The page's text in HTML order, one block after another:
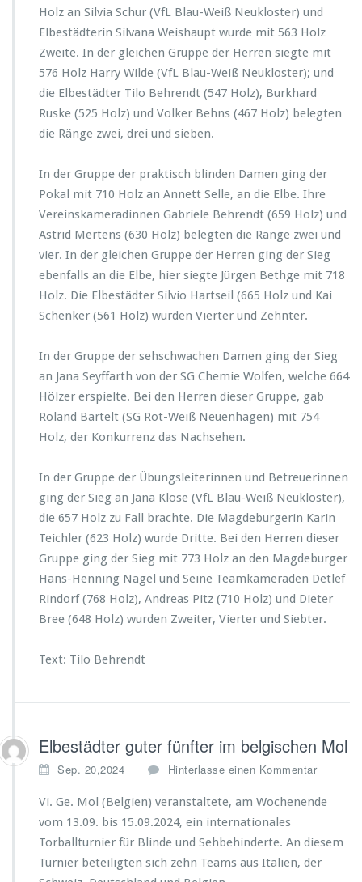
Holz an Silvia Schur (VfL Blau-Weiß Neukloster) und
Elbestädterin Silvana Weishaupt wurde mit 563 Holz
Zweite. In der gleichen Gruppe der Herren siegte mit
576 Holz Harry Wilde (VfL Blau-Weiß Neukloster); und
die Elbestädter Tilo Behrendt (547 Holz), Burkhard
Ruske (525 Holz) und Volker Behns (467 Holz) belegten
die Ränge zwei, drei und sieben.
In der Gruppe der praktisch blinden Damen ging der
Pokal mit 710 Holz an Annett Selle, an die Elbe. Ihre
Vereinskameradinnen Gabriele Behrendt (659 Holz) und
Astrid Mertens (630 Holz) belegten die Ränge zwei und
vier. In der gleichen Gruppe der Herren ging der Sieg
ebenfalls an die Elbe, hier siegte Jürgen Bethge mit 718
Holz. Die Elbestädter Silvio Hartseil (665 Holz und Kai
Schenker (561 Holz) wurden Vierter und Zehnter.
In der Gruppe der sehschwachen Damen ging der Sieg
an Jana Seyffarth von der SG Chemie Wolfen, welche 664
Hölzer erspielte. Bei den Herren dieser Gruppe, gab
Roland Bartelt (SG Rot-Weiß Neuenhagen) mit 754
Holz, der Konkurrenz das Nachsehen.
In der Gruppe der Übungsleiterinnen und Betreuerinnen
ging der Sieg an Jana Klose (VfL Blau-Weiß Neukloster),
die 657 Holz zu Fall brachte. Die Magdeburgerin Karin
Teichler (623 Holz) wurde Dritte. Bei den Herren dieser
Gruppe ging der Sieg mit 773 Holz an den Magdeburger
Hans-Henning Nagel und Seine Teamkameraden Detlef
Rindorf (768 Holz), Andreas Pitz (710 Holz) und Dieter
Bree (648 Holz) wurden Zweiter, Vierter und Siebter.
Text: Tilo Behrendt
Elbestädter guter fünfter im belgischen Mol
Sep. 20,2024 Hinterlasse einen Kommentar
Vi. Ge. Mol (Belgien) veranstaltete, am Wochenende
vom 13.09. bis 15.09.2024, ein internationales
Torballturnier für Blinde und Sehbehinderte. An diesem
Turnier beteiligten sich zehn Teams aus Italien, der